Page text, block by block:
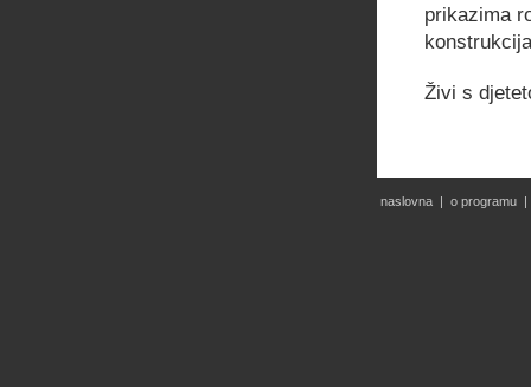
prikazima
Živi s
naslovna | o programu |